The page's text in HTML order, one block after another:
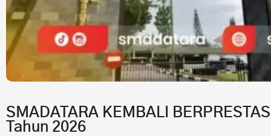
SMADATARA KEMBALI
Tahun 2026